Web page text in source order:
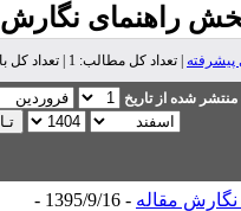
نگارش مقاله
مطالب: 1 | تعداد کل بازدید های مطالب: 16,107 |
تاریخ
- 1395/9/16 -